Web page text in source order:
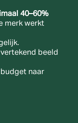
40–60%
merk werkt
beeld
naar